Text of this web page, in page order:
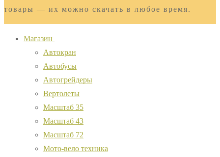
товары — их можно скачать в любое время.
Магазин
Автокран
Автобусы
Автогрейдеры
Вертолеты
Масштаб 35
Масштаб 43
Масштаб 72
Мото-вело техника